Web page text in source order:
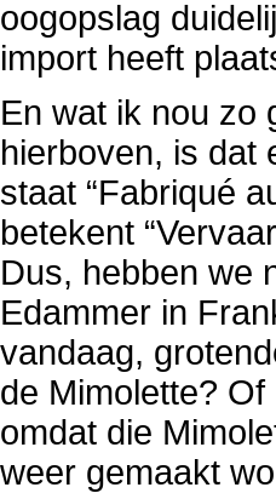
oogopslag
import heeft
En wat ik nou zo
hierboven, is dat
staat “Fabriqué
betekent
Dus, hebben we
Edammer in
vandaag,
de Mimolette?
omdat die
weer gemaakt